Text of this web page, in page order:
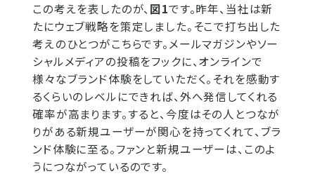
この考えを表したのが、 図1です。昨年、当社は新
たにウェブ戦略を策定しました。そこで打ち出した
考えのひとつがこちらです。メールマガジンやソー
シャルメディアの投稿をフックに、オンラインで
様々なブランド体験をしていただく。それを感動す
るくらいのレベルにできれば、外へ発信してくれる
確率が高まります。すると、今度はその人とつなが
りがある新規ユーザーが関心を持ってくれて、ブラ
ンド体験に至る。ファンと新規ユーザーは、このよ
うにつながっているのです。